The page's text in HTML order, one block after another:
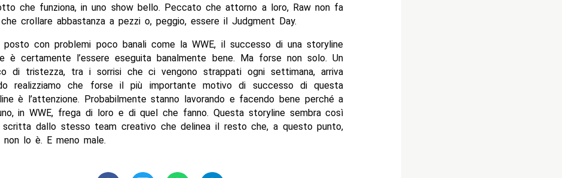
che funziona, in uno show bello. Peccato che attorno a loro, Raw non fa
crollare abbastanza a pezzi o, peggio, essere il Judgment Day.
posto con problemi poco banali come la WWE, il successo di una storyline
è certamente l’essere eseguita banalmente bene. Ma forse non solo. Un
di tristezza, tra i sorrisi che ci vengono strappati ogni settimana, arriva
realizziamo che forse il più importante motivo di successo di questa
è l’attenzione. Probabilmente stanno lavorando e facendo bene perché a
in WWE, frega di loro e di quel che fanno. Questa storyline sembra così
scritta dallo stesso team creativo che delinea il resto che, a questo punto,
non lo è. E meno male.